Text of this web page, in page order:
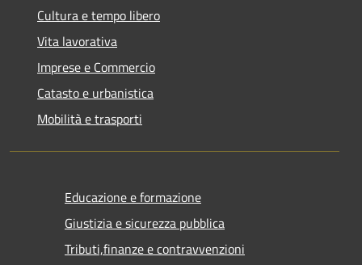
Cultura e tempo libero
Vita lavorativa
Imprese e Commercio
Catasto e urbanistica
Mobilità e trasporti
Educazione e formazione
Giustizia e sicurezza pubblica
Tributi,finanze e contravvenzioni